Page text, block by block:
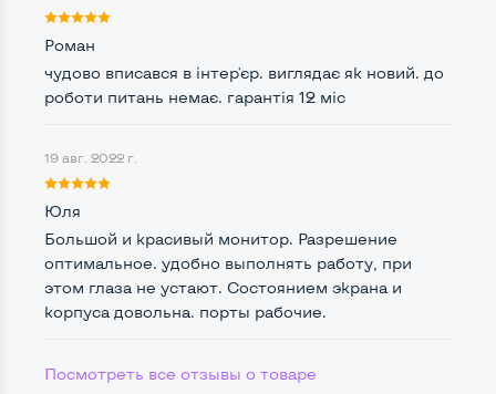
Интерфейс подключения VGA
Интерфейс подключения HDMIНет
Возможность вывода USB-разъемов на монитор
Нет
Остальные возможности:
Регулировка положения дисплея
Роман
чудово вписався в інтер'єр. виглядає як новий. до
роботи питань немає. гарантія 12 міс
19 авг. 2022 г.
Юля
Большой и красивый монитор. Разрешение
оптимальное. удобно выполнять работу, при
этом глаза не устают. Состоянием экрана и
корпуса довольна. порты рабочие.
Посмотреть все отзывы о товаре